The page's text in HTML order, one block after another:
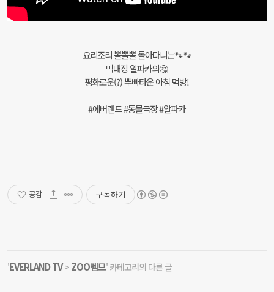
요리조리 뽈뽈뽈 돌아다니는🐾🐾
먹대장 알파카의🤔
평화로운(?) 뿌빠타운 아침 먹방!
#에버랜드 #동물극장 #알파카
공감 구독하기
'EVERLAND TV> ZOO뗌므' 카테고리의 다른 글